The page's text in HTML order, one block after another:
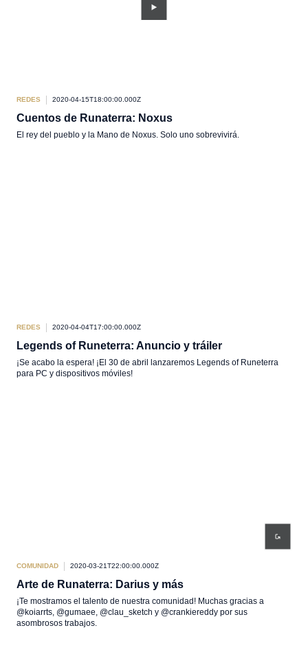
REDES 2020-04-15T18:00:00.000Z
Cuentos de Runaterra: Noxus
El rey del pueblo y la Mano de Noxus. Solo uno sobrevivirá.
REDES 2020-04-04T17:00:00.000Z
Legends of Runeterra: Anuncio y tráiler
¡Se acabo la espera! ¡El 30 de abril lanzaremos Legends of Runeterra
para PC y dispositivos móviles!
COMUNIDAD 2020-03-21T22:00:00.000Z
Arte de Runaterra: Darius y más
¡Te mostramos el talento de nuestra comunidad! Muchas gracias a
@koiarrts, @gumaee, @clau_sketch y @crankiereddy por sus
asombrosos trabajos.